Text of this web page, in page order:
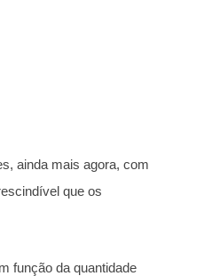
ainda mais agora, com
que os
função da quantidade